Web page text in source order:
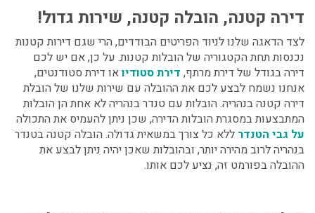
דירה קטנה, הובלה קטנה, שירות גדול!
לצד הדאגה שלנו לניוד הפריטים הבודדים, הרי שגם דירות קטנות
נכנסות תחת הקטגוריה של הובלות קטנות. על כן, אם יש לכם
דירה בגודל של דירת מרתף, דירת סטודיואו דירת סטודנטים,
אנחנו נשמח לבצע לכם את ההובלה עם שירות שלנו של הובלת
דירה קטנה בנהריה. הובלות עם טנדר בנהריהלא אחת הן הובלות
המתבצעות במסגרת הובלות הדירה, שכן ניתן להעמיס את התכולה
על גבי הטנדר ללא כל צורך במשאית גדולה. הובלה קטנה בטנדר
בנהריהלרוב מהירה יותר, ובהובלות שאכן יהיה ניתן לבצע את
ההובלה בפורמט זה, נציע לכם אותו.